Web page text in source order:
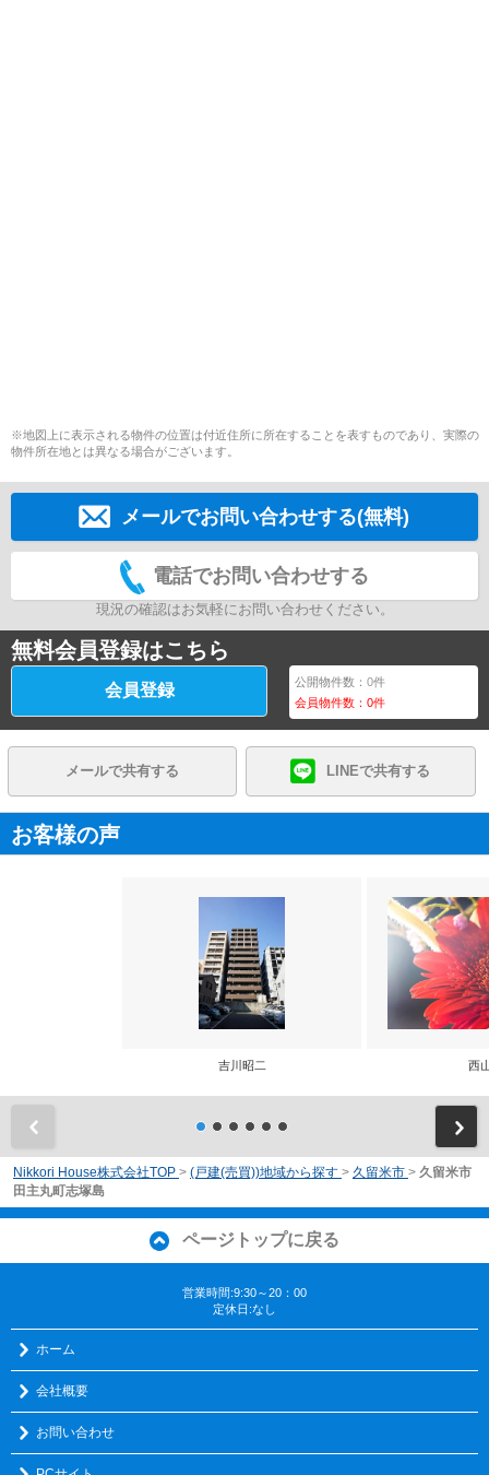
※地図上に表示される物件の位置は付近住所に所在することを表すものであり、実際の
物件所在地とは異なる場合がございます。
メールでお問い合わせする(無料)
電話でお問い合わせする
現況の確認はお気軽にお問い合わせください。
無料会員登録はこちら
会員登録 公開物件数：0件
会員物件数：0件
メールで共有する LINEで共有する
お客様の声
吉川昭二 西
Nikkori House株式会社TOP > (戸建(売買))地域から探す > 久留米市 > 久留米市
田主丸町志塚島
ページトップに戻る
営業時間:9:30～20：00
定休日:なし
ホーム
会社概要
お問い合わせ